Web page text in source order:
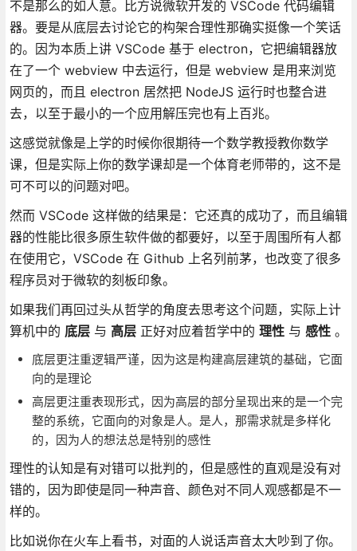
不是那么的如人意。比方说微软开发的 VSCode 代码编辑
器。要是从底层去讨论它的构架合理性那确实挺像一个笑话
的。因为本质上讲 VSCode 基于 electron，它把编辑器放
在了一个 webview 中去运行，但是 webview 是用来浏览
网页的，而且 electron 居然把 NodeJS 运行时也整合进
去，以至于最小的一个应用解压完也有上百兆。
这感觉就像是上学的时候你很期待一个数学教授教你数学
课，但是实际上你的数学课却是一个体育老师带的，这不是
可不可以的问题对吧。
然而 VSCode 这样做的结果是：它还真的成功了，而且编辑
器的性能比很多原生软件做的都要好，以至于周围所有人都
在使用它，VSCode 在 Github 上名列前茅，也改变了很多
程序员对于微软的刻板印象。
如果我们再回过头从哲学的角度去思考这个问题，实际上计
算机中的 底层与 高层正好对应着哲学中的 理性与 感性。
底层更注重逻辑严谨，因为这是构建高层建筑的基础，它面
向的是理论
高层更注重表现形式，因为高层的部分呈现出来的是一个完
整的系统，它面向的对象是人。是人，那需求就是多样化
的，因为人的想法总是特别的感性
理性的认知是有对错可以批判的，但是感性的直观是没有对
错的，因为即使是同一种声音、颜色对不同人观感都是不一
样的。
比如说你在火车上看书，对面的人说话声音太大吵到了你。